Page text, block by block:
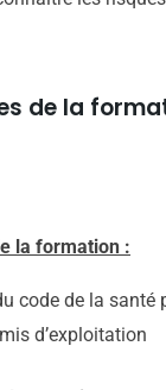
de la
la formation :
code de la santé
d’exploitation